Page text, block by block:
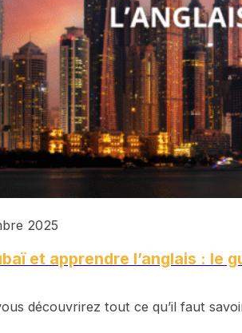
2025
et apprendre l’anglais : le
découvrirez tout ce qu’il faut